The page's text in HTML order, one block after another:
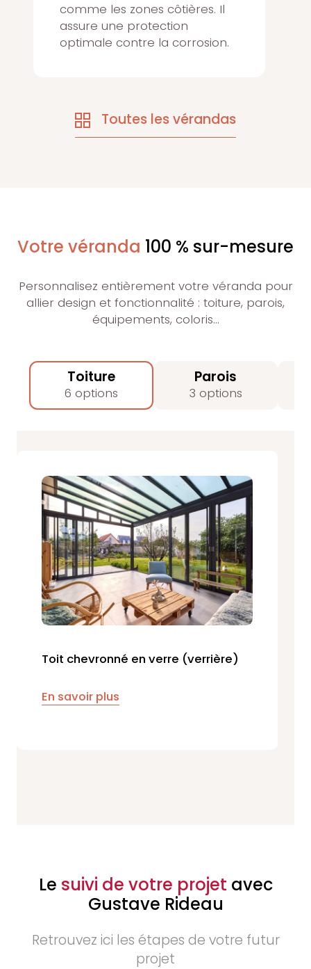
comme les zones côtières. Il
assure une protection
optimale contre la corrosion.
Toutes les vérandas
Votre véranda 100 % sur-mesure
Personnalisez entièrement votre véranda pour
allier design et fonctionnalité : toiture, parois,
équipements, coloris…
Toiture
6 options
Parois
3 options
Toit chevronné en verre (verrière)
En savoir plus
Le suivi de votre projet avec
Gustave Rideau
Retrouvez ici les étapes de votre futur
projet